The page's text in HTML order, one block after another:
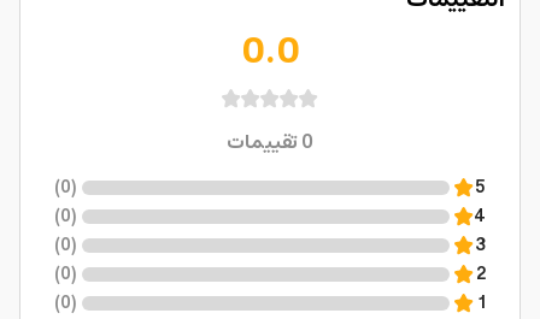
0.0
0تقييمات
5
(
0
)
4
(
0
)
3
(
0
)
2
(
0
)
1
(
0
)